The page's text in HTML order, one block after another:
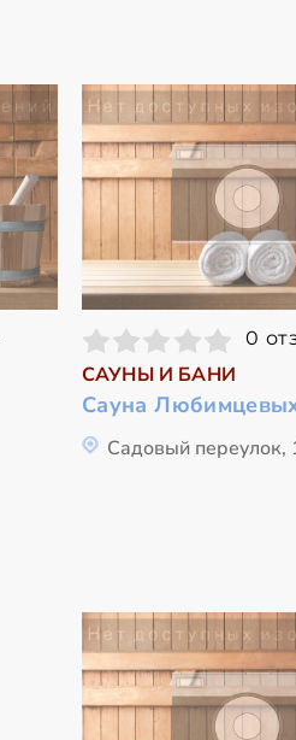
0
САУНЫ И БАНИ
Сауна
Садовый переулок,